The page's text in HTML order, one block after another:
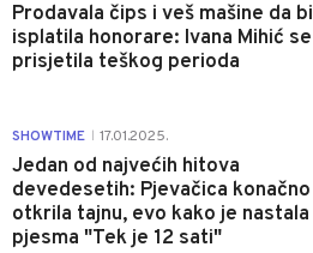
Prodavala čips i veš mašine da bi
isplatila honorare: Ivana Mihić se
prisjetila teškog perioda
SHOWTIME 17.01.2025.
Jedan od najvećih hitova
devedesetih: Pjevačica konačno
otkrila tajnu, evo kako je nastala
pjesma "Tek je 12 sati"